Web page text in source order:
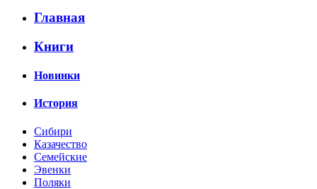
Главная
Книги
Новинки
История
Сибири
Казачество
Семейские
Эвенки
Поляки